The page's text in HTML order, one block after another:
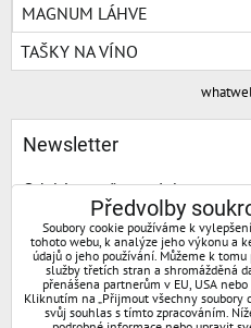
MAGNUM LÁHVE
TAŠKY NA VÍNO
Newsletter
Odebírat naše novinky:
Chci se přihlásit k odběru
Odebírat
Předvolby
Soubory cookie používáme k
tohoto webu, k analýze jeho výkonu a
údajů o jeho používání. Můžeme k
služby třetích stran a shromážděná
přenášena partnerům v EU, USA
Kliknutím na „Přijmout všechny soubory
svůj souhlas s tímto zpracováním.